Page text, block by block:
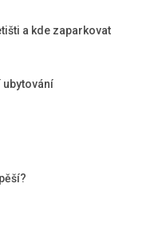
a kde zaparkovat
ubytování